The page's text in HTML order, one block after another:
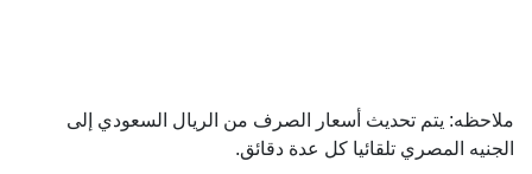
ملاحظه: يتم تحديث أسعار الصرف من الريال السعودي إلى
الجنيه المصري تلقائيا كل عدة دقائق.